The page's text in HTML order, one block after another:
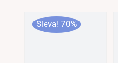
Sleva! 70%